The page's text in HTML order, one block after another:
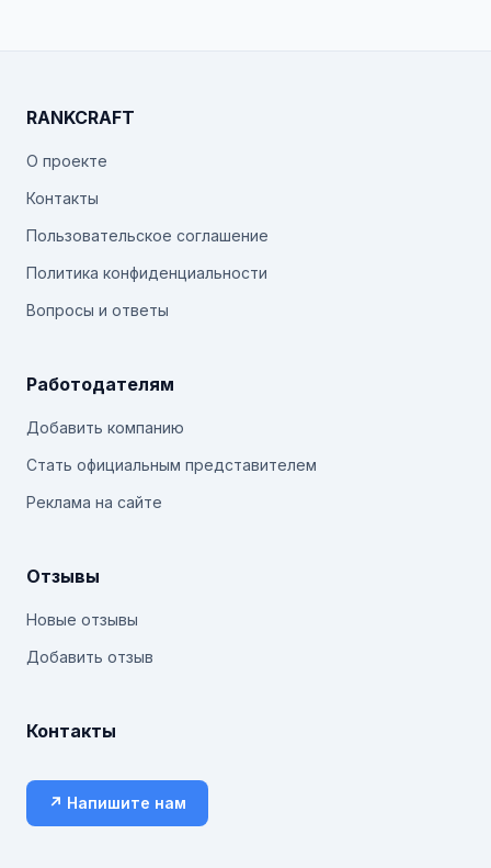
RANKCRAFT
О проекте
Контакты
Пользовательское соглашение
Политика конфиденциальности
Вопросы и ответы
Работодателям
Добавить компанию
Стать официальным представителем
Реклама на сайте
Отзывы
Новые отзывы
Добавить отзыв
Контакты
↗ Напишите нам